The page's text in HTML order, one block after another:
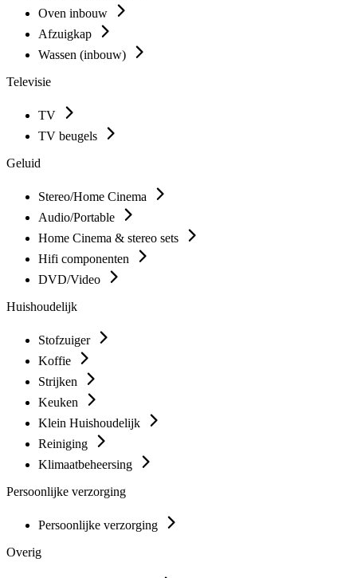
Oven inbouw
Afzuigkap
Wassen (inbouw)
Televisie
TV
TV beugels
Geluid
Stereo/Home Cinema
Audio/Portable
Home Cinema & stereo sets
Hifi componenten
DVD/Video
Huishoudelijk
Stofzuiger
Koffie
Strijken
Keuken
Klein Huishoudelijk
Reiniging
Klimaatbeheersing
Persoonlijke verzorging
Persoonlijke verzorging
Overig